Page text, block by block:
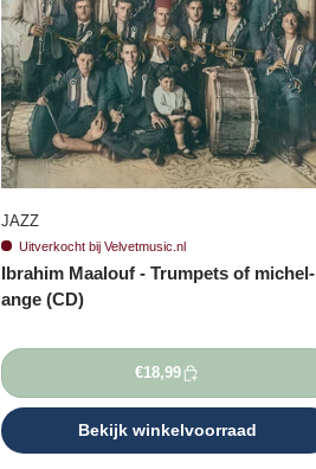
JAZZ
Uitverkocht bij Velvetmusic.nl
Ibrahim Maalouf - Trumpets of michel-
ange (CD)
€18,99
Bekijk winkelvoorraad